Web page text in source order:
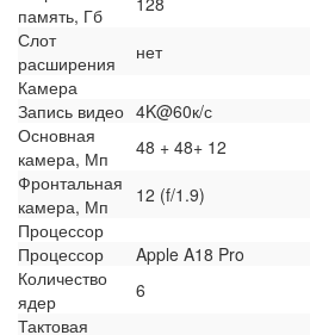
память, Гб
Слот
расширения
нет
Камера
Запись видео 4K@60к/с
Основная
камера, Мп
48 + 48+ 12
Фронтальная
камера, Мп
12 (f/1.9)
Процессор
Процессор
Apple A18 Pro
Количество
ядер
6
Тактовая